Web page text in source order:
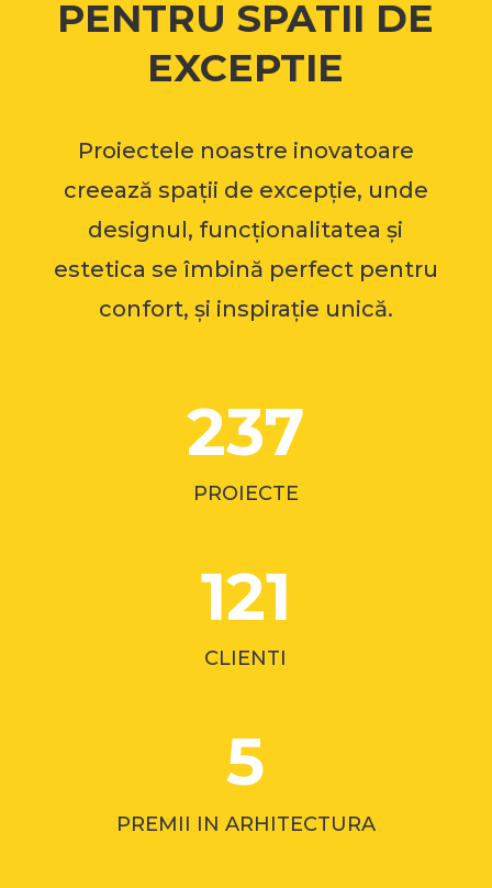
PENTRU SPATII DE
EXCEPTIE
Proiectele noastre inovatoare
creează spații de excepție, unde
designul, funcționalitatea și
estetica se îmbină perfect pentru
confort, și inspirație unică.
237
PROIECTE
121
CLIENTI
5
PREMII IN ARHITECTURA